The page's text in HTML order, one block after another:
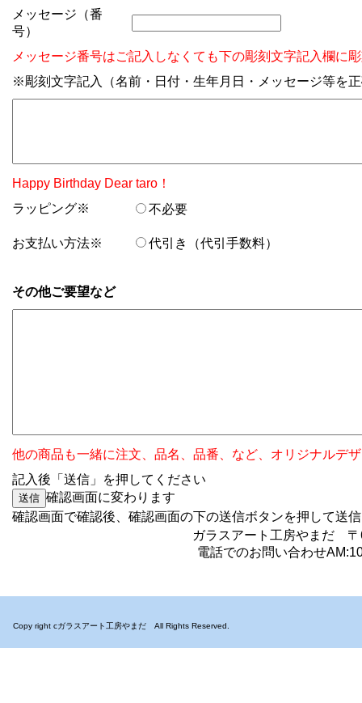
メッセージ（番
号）
メッセージ番号はご記入しなくても下の彫刻文字記入欄に
※彫刻文字記入（名前・日付・生年月日・メッセージ等
Happy Birthday Dear taro！
ラッピング※
不必要
お支払い方法※ 代引き（代引手数料）
その他ご要望など
他の商品も一緒に注文、品名、品番、など、オリジナルデ
記入後「送信」を押してください
確認画面に変わります
確認画面で確認後、確認画面の下の送信ボタンを
ガラスアート工房やまだ
電話でのお問い合わせ
Copy right cガラスアート工房やまだ All Rights Reserved.